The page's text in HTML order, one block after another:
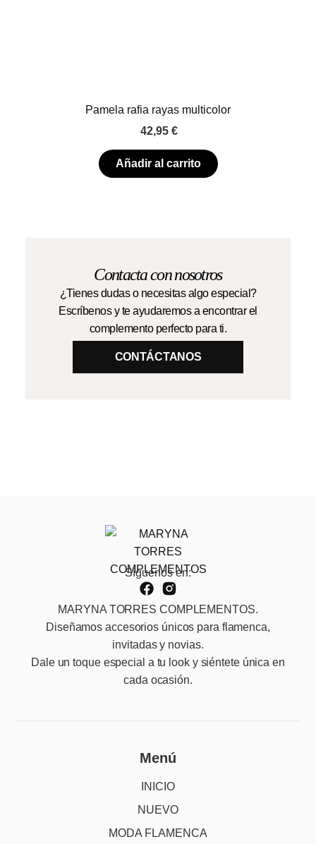
Pamela rafia rayas multicolor
42,95 €
Añadir al carrito
Contacta con nosotros
¿Tienes dudas o necesitas algo especial?
Escríbenos y te ayudaremos a encontrar el
complemento perfecto para ti.
CONTÁCTANOS
Síguenos en:
MARYNA TORRES COMPLEMENTOS.
Diseñamos accesorios únicos para flamenca,
invitadas y novias.
Dale un toque especial a tu look y siéntete única en
cada ocasión.
Menú
INICIO
NUEVO
MODA FLAMENCA